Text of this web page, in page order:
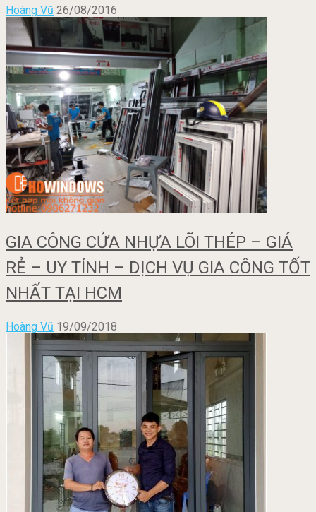
Hoàng Vũ 26/08/2016
GIA CÔNG CỬA NHỰA LÕI THÉP – GIÁ
RẺ – UY TÍNH – DỊCH VỤ GIA CÔNG TỐT
NHẤT TẠI HCM
Hoàng Vũ 19/09/2018